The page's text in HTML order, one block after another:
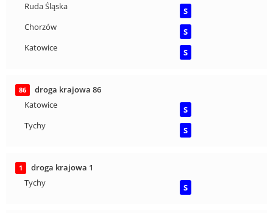
Ruda Śląska
S
Chorzów
S
Katowice
S
86
droga krajowa 86
Katowice
S
Tychy
S
1
droga krajowa 1
Tychy
S